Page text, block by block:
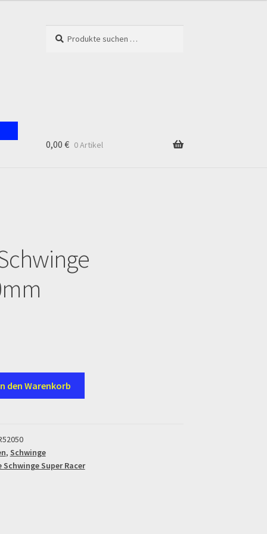
nach:
0,00 € 0 Artikel
den Warenkorb
, Schwinge
Schwinge Super Racer